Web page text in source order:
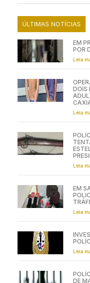
ÚLTIMAS NOTÍCIAS
EM
POR
Leia
DOIS
Leia
Leia
EM
Leia
Leia
DE